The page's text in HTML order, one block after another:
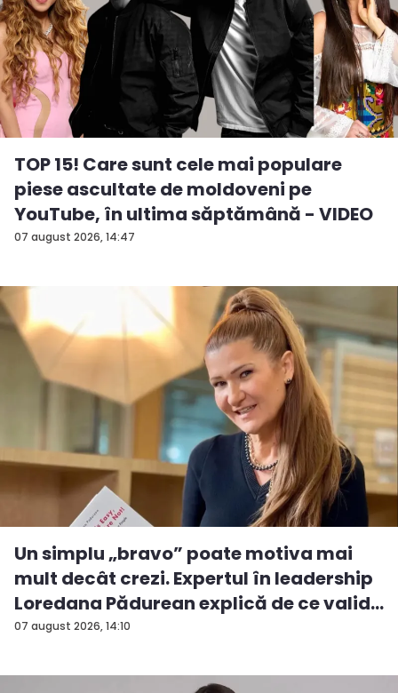
07 august 2026, 14:47
TOP 15! Care sunt cele mai populare
piese ascultate de moldoveni pe
YouTube, în ultima săptămână - VIDEO
07 august 2026, 14:10
Un simplu „bravo” poate motiva mai
mult decât crezi. Expertul în leadership
Loredana Pădurean explică de ce valid...